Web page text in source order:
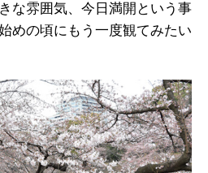
な雰囲気、今日満開という事
めの頃にもう一度観てみたい